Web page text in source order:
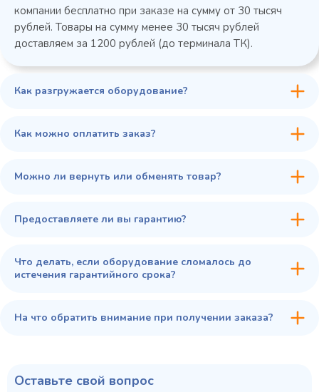
45 900 ₽
компании бесплатно при заказе на сумму от 30 тысяч
рублей. Товары на сумму менее 30 тысяч рублей
доставляем за 1200 рублей (до терминала ТК).
Как разгружается оборудование?
Как можно оплатить заказ?
Можно ли вернуть или обменять товар?
Предоставляете ли вы гарантию?
Что делать, если оборудование сломалось до
истечения гарантийного срока?
На что обратить внимание при получении заказа?
Оставьте свой вопрос